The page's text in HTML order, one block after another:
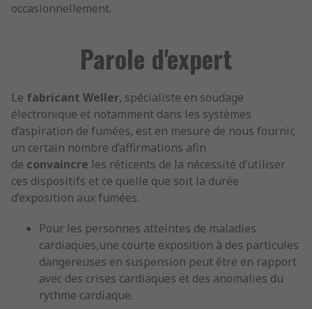
occasionnellement.
Parole d'expert
Le fabricant Weller, spécialiste en soudage
électronique et notamment dans les systèmes
d’aspiration de fumées, est en mesure de nous fournir,
un certain nombre d’affirmations afin
de convaincre les réticents de la nécessité d’utiliser
ces dispositifs et ce quelle que soit la durée
d’exposition aux fumées.
Pour les personnes atteintes de maladies
cardiaques,une courte exposition à des particules
dangereuses en suspension peut être en rapport
avec des crises cardiaques et des anomalies du
rythme cardiaque.